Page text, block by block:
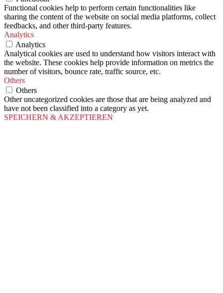
Functional cookies help to perform certain functionalities like
sharing the content of the website on social media platforms, collect
feedbacks, and other third-party features.
Analytics
Analytics
Analytical cookies are used to understand how visitors interact with
the website. These cookies help provide information on metrics the
number of visitors, bounce rate, traffic source, etc.
Others
Others
Other uncategorized cookies are those that are being analyzed and
have not been classified into a category as yet.
SPEICHERN & AKZEPTIEREN